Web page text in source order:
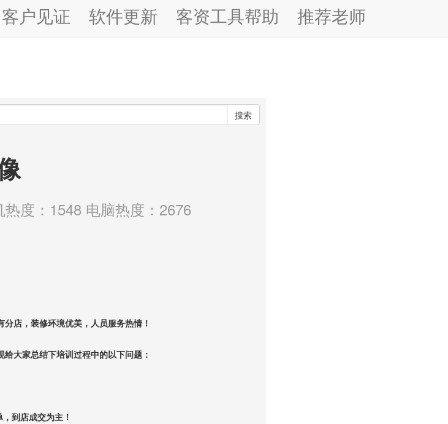
客户见证 软件更新 客资工具帮助 推荐老师
搜索
度：1548 电脑热度：2676
店，装修环境优美，人员服务热情！
大家总结下培训过程中的以下问题：
到店成交为主！